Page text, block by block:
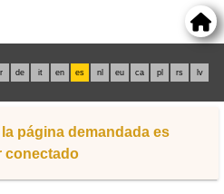
de it en es nl eu ca pl rs lv
página demandada es
conectado